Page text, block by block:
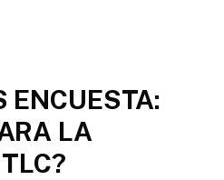
ENCUESTA:
LA